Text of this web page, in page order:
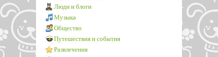
Люди и блоги
Музыка
Общество
Путешествия и события
Развлечения